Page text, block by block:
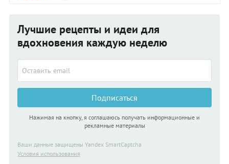
Лучшие рецепты и идеи для
вдохновения каждую неделю
Подписаться
Нажимая на кнопку, я соглашаюсь получать информационные и
рекламные материалы
Ваши данные защищены Yandex SmartCaptcha
Условия использования